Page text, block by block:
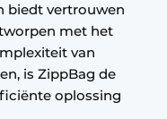
biedt vertrouwen
met het
van
is ZippBag de
oplossing